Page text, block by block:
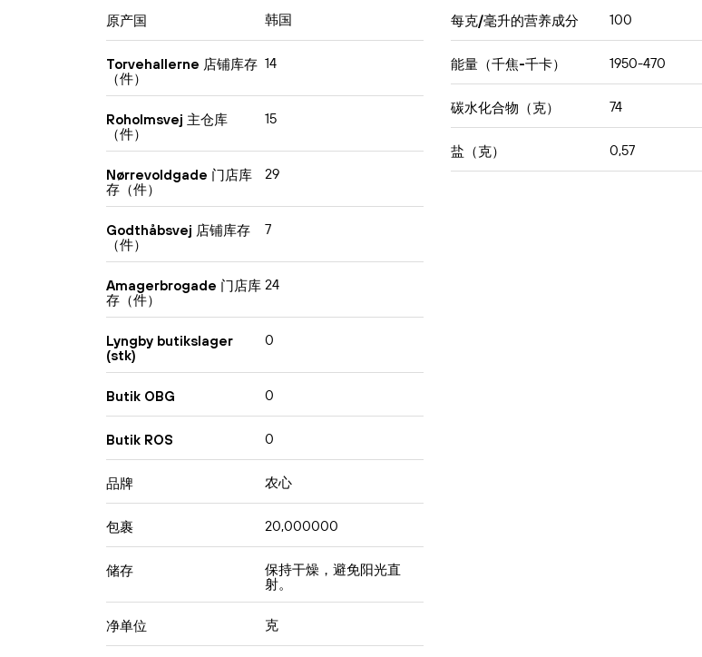
原产国 韩国
Torvehallerne 店铺库存
（件）
14
Roholmsvej 主仓库
（件）
15
Nørrevoldgade 门店库
存（件）
29
Godthåbsvej 店铺库存
（件）
7
Amagerbrogade 门店库
存（件）
24
Lyngby butikslager
(stk)
0
Butik OBG 0
Butik ROS 0
品牌 农⼼
包裹 20,000000
储存
保持干燥，避免阳光直
射。
净单位 克
每克/毫升的营养成分 100
能量（千焦-千卡） 1950-470
碳水化合物（克） 74
盐（克） 0,57